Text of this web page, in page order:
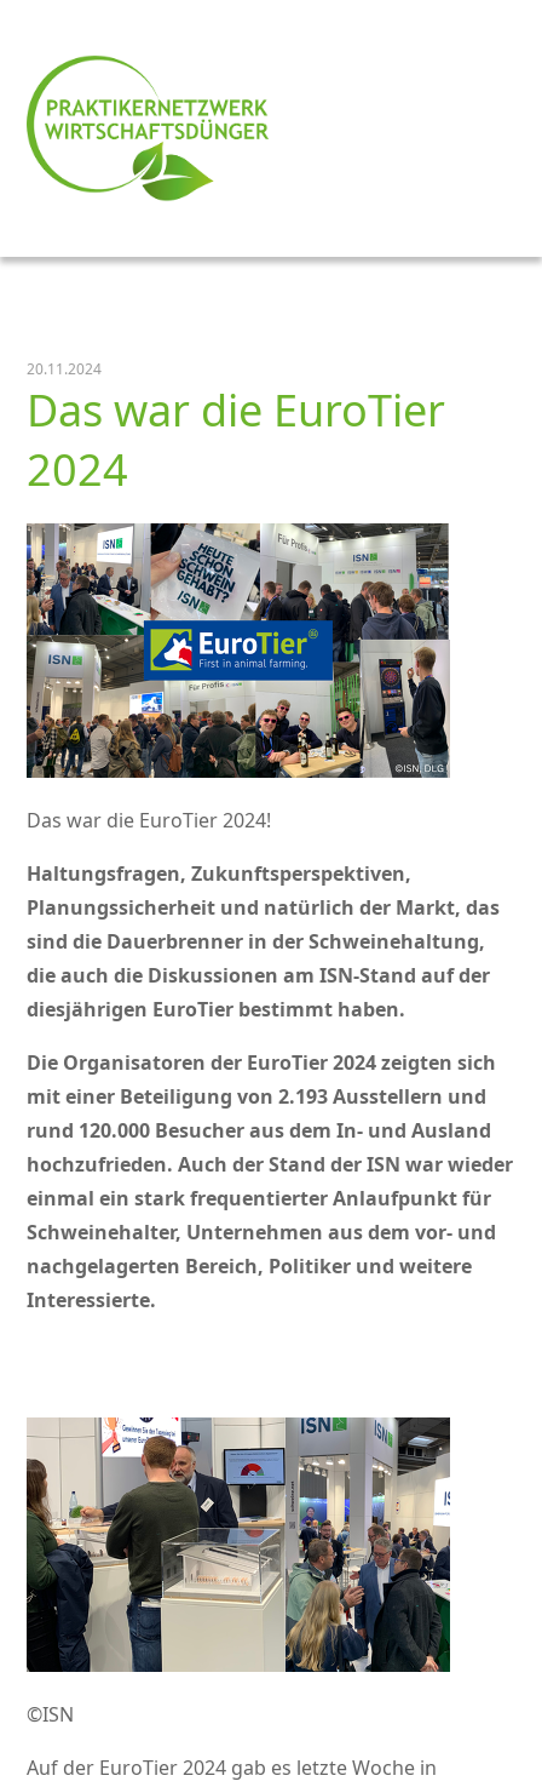
20.11.2024
Das war die EuroTier
2024
Das war die EuroTier 2024!
Haltungsfragen, Zukunftsperspektiven,
Planungssicherheit und natürlich der Markt, das
sind die Dauerbrenner in der Schweinehaltung,
die auch die Diskussionen am ISN-Stand auf der
diesjährigen EuroTier bestimmt haben.
Die Organisatoren der EuroTier 2024 zeigten sich
mit einer Beteiligung von 2.193 Ausstellern und
rund 120.000 Besucher aus dem In- und Ausland
hochzufrieden. Auch der Stand der ISN war wieder
einmal ein stark frequentierter Anlaufpunkt für
Schweinehalter, Unternehmen aus dem vor- und
nachgelagerten Bereich, Politiker und weitere
Interessierte.
©ISN
Auf der EuroTier 2024 gab es letzte Woche in